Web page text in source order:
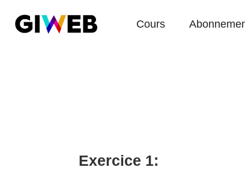
Cours
Exercice 1: